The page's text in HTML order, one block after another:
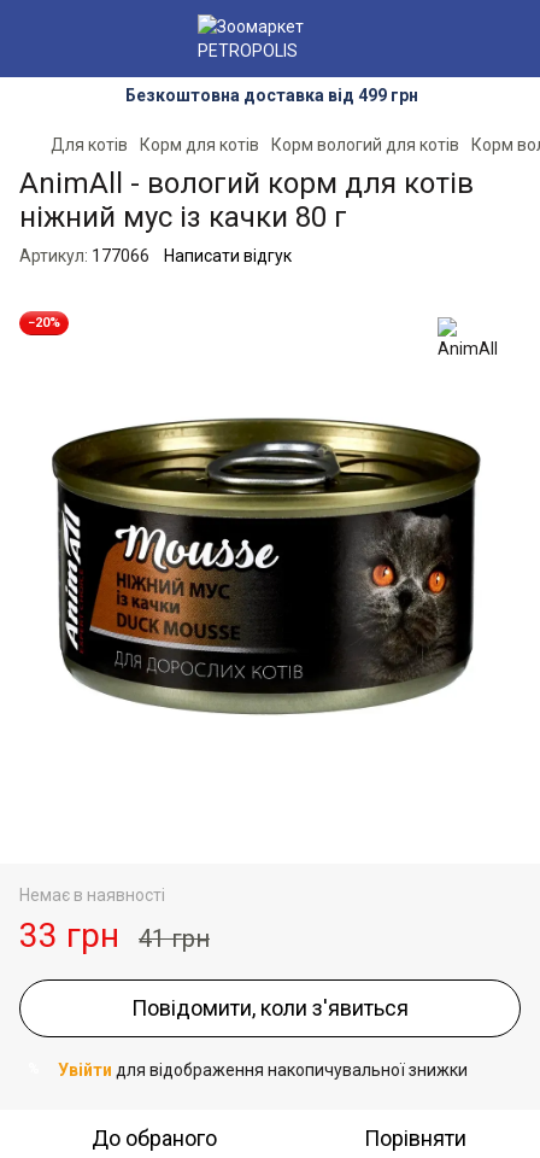
Безкоштовна доставка від 499 грн
Для котів Корм для котів Корм вологий для котів Корм
AnimAll - вологий корм для котів
ніжний мус із качки 80 г
Артикул: 177066 Написати відгук
−20%
Немає в наявності
33 грн 41 грн
Повідомити, коли з'явиться
Увійти для відображення накопичувальної знижки
До обраного Порівняти